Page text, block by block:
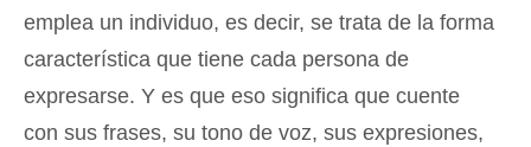
emplea un individuo, es decir, se trata de la forma
característica que tiene cada persona de
expresarse. Y es que eso significa que cuente
con sus frases, su tono de voz, sus expresiones,